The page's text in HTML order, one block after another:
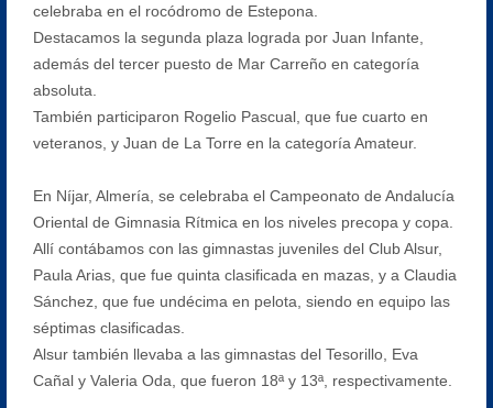
celebraba en el rocódromo de Estepona.
Destacamos la segunda plaza lograda por Juan Infante,
además del tercer puesto de Mar Carreño en categoría
absoluta.
También participaron Rogelio Pascual, que fue cuarto en
veteranos, y Juan de La Torre en la categoría Amateur.
En Níjar, Almería, se celebraba el Campeonato de Andalucía
Oriental de Gimnasia Rítmica en los niveles precopa y copa.
Allí contábamos con las gimnastas juveniles del Club Alsur,
Paula Arias, que fue quinta clasificada en mazas, y a Claudia
Sánchez, que fue undécima en pelota, siendo en equipo las
séptimas clasificadas.
Alsur también llevaba a las gimnastas del Tesorillo, Eva
Cañal y Valeria Oda, que fueron 18ª y 13ª, respectivamente.